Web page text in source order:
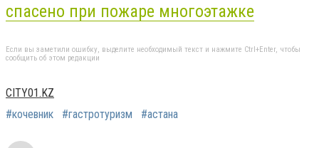
спасено при пожаре многоэтажке
Если вы заметили ошибку, выделите необходимый текст и нажмите Ctrl+Enter, чтобы
сообщить об этом редакции
CITY01.KZ
#кочевник
#гастротуризм #астана